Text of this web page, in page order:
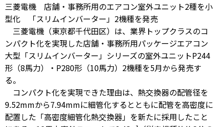
三菱電機 店舗・事務所用のエアコン室外ユニット2種を小
型化 「スリムインバーター」2機種を発売
三菱電機（東京都千代田区）は、業界トップクラスのコ
ンパクト化を実現した店舗・事務所用パッケージエアコン
大型「スリムインバーター」シリーズの室外ユニットP244
形（8馬力）・P280形（10馬力）2機種を5月から発売す
る。
コンパクト化を実現できた理由は、熱交換器の配管径を
9.52mmから7.94mmに細管化するとともに配管を高密度に
配置した「高密度細管化熱交換器」を新たに採用したこと